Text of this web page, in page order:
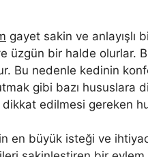
gayet sakin ve anlayışlı
üzgün bir halde olurlar.
Bu nedenle kedinin
gibi bazı hususlara
edilmesi gereken
en büyük isteği ve